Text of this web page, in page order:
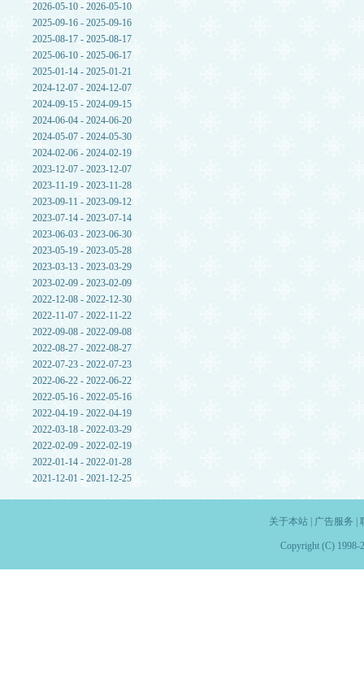
2026-05-10 - 2026-05-10
2025-09-16 - 2025-09-16
2025-08-17 - 2025-08-17
2025-06-10 - 2025-06-17
2025-01-14 - 2025-01-21
2024-12-07 - 2024-12-07
2024-09-15 - 2024-09-15
2024-06-04 - 2024-06-20
2024-05-07 - 2024-05-30
2024-02-06 - 2024-02-19
2023-12-07 - 2023-12-07
2023-11-19 - 2023-11-28
2023-09-11 - 2023-09-12
2023-07-14 - 2023-07-14
2023-06-03 - 2023-06-30
2023-05-19 - 2023-05-28
2023-03-13 - 2023-03-29
2023-02-09 - 2023-02-09
2022-12-08 - 2022-12-30
2022-11-07 - 2022-11-22
2022-09-08 - 2022-09-08
2022-08-27 - 2022-08-27
2022-07-23 - 2022-07-23
2022-06-22 - 2022-06-22
2022-05-16 - 2022-05-16
2022-04-19 - 2022-04-19
2022-03-18 - 2022-03-29
2022-02-09 - 2022-02-19
2022-01-14 - 2022-01-28
2021-12-01 - 2021-12-25
关于本站| 广告服务
Copyright (C) 1998-